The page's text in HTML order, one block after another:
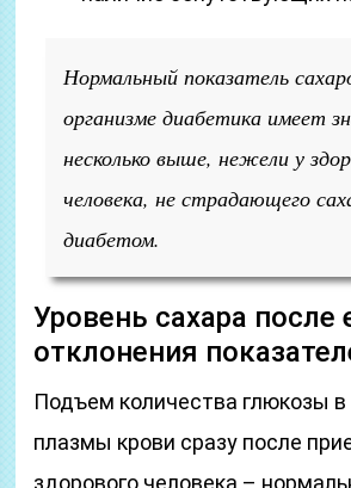
Нормальный показатель
организме диабетика имеет
несколько выше, нежели у
человека, не страдающего
диабетом.
Уровень сахара после
отклонения
Подъем количества глюкозы в
плазмы крови сразу после
здорового человека –